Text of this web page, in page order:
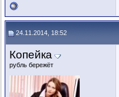
24.11.2014, 18:52
Копейка
рубль бережёт